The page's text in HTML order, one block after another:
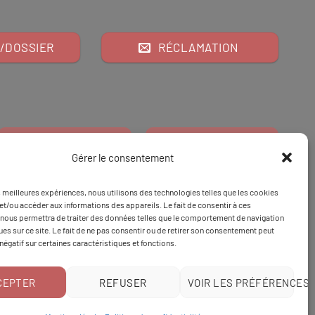
Gérer le consentement
meilleures expériences, nous utilisons des technologies telles que les cookies
ou accéder aux informations des appareils. Le fait de consentir à ces
permettra de traiter des données telles que le comportement de navigation
sur ce site. Le fait de ne pas consentir ou de retirer son consentement peut
sur certaines caractéristiques et fonctions.
REFUSER VOIR LES PRÉFÉRENCES
DOSSIER RÉCLAMATION
Financeur
Tapez 3
EtTapez 98pour
une formation